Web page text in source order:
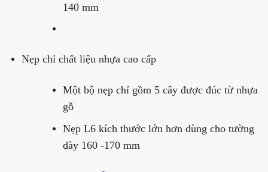
140 mm
Nẹp chỉ chất liệu nhựa cao cấp
Một bộ nẹp chỉ gồm 5 cây được đúc từ nhựa
gỗ
Nẹp L6 kích thước lớn hơn dùng cho tường
dày 160 -170 mm